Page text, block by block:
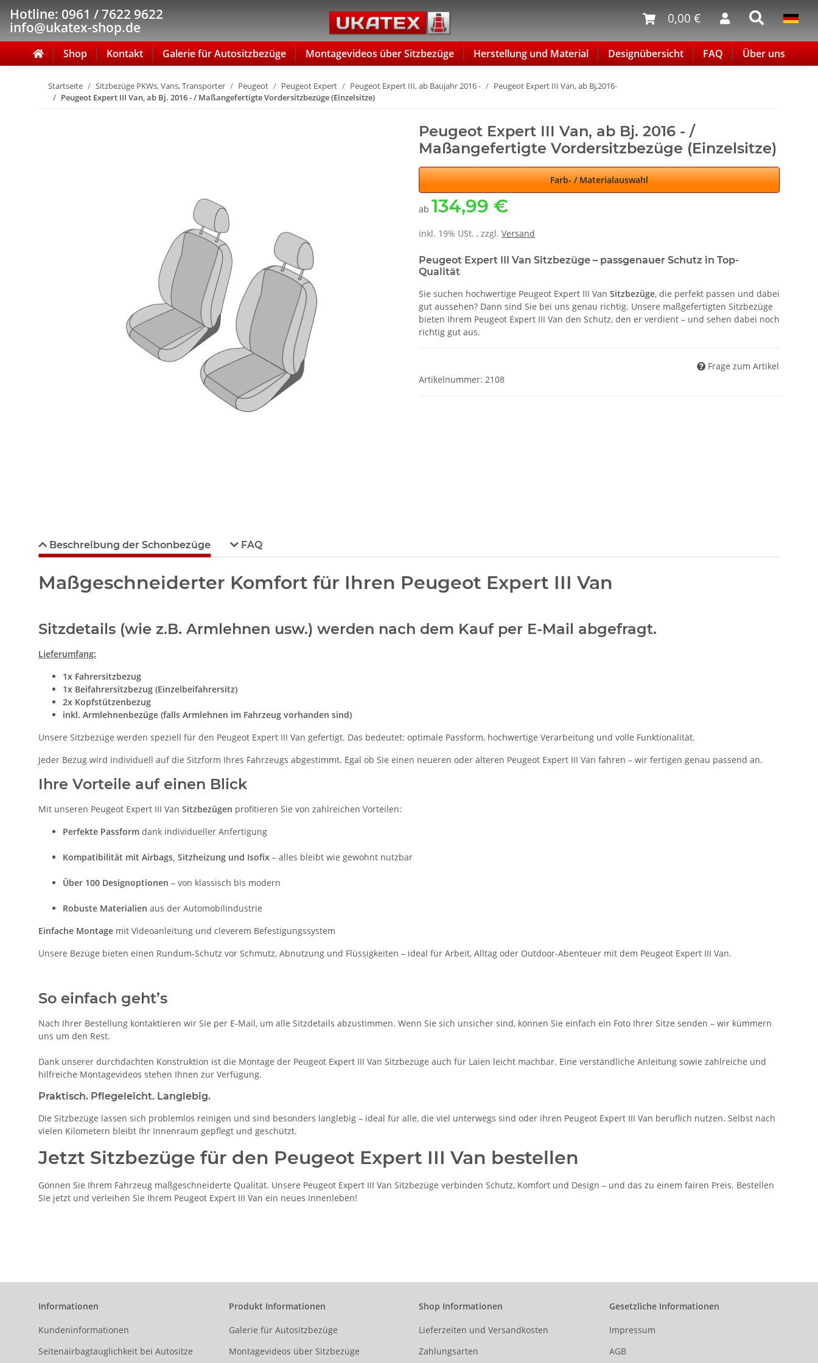
Hotline: 0961 / 7622 9622
info@ukatex-shop.de
0,00 €
Shop Kontakt Galerie für Autositzbezüge Montagevideos über Sitzbezüge Herstellung und Material Designübersicht FAQ Über uns
Startseite Sitzbezüge PKWs, Vans, Transporter Peugeot Peugeot Expert Peugeot Expert III, ab Baujahr 2016 -
Peugeot Expert III Van, ab Bj,2016-
Peugeot Expert III Van, ab Bj. 2016 - / Maßangefertigte Vordersitzbezüge (Einzelsitze)
Peugeot Expert III Van, ab Bj. 2016 - /
Maßangefertigte Vordersitzbezüge (Einzelsitze)
Farb- / Materialauswahl
ab 134,99 €
inkl. 19% USt. , zzgl. Versand
Peugeot Expert III Van Sitzbezüge – passgenauer Schutz in Top-
Qualität
Sie suchen hochwertige Peugeot Expert III Van Sitzbezüge, die perfekt passen und dabei
gut aussehen? Dann sind Sie bei uns genau richtig. Unsere maßgefertigten Sitzbezüge
bieten Ihrem Peugeot Expert III Van den Schutz, den er verdient – und sehen dabei noch
richtig gut aus.
Frage zum Artikel
Artikelnummer: 2108
Beschreibung der Schonbezüge FAQ
Maßgeschneiderter Komfort für Ihren Peugeot Expert III Van
Sitzdetails (wie z.B. Armlehnen usw.) werden nach dem Kauf per E-Mail abgefragt.
Lieferumfang:
1x Fahrersitzbezug
1x Beifahrersitzbezug (Einzelbeifahrersitz)
2x Kopfstützenbezug
inkl. Armlehnenbezüge (falls Armlehnen im Fahrzeug vorhanden sind)
Unsere Sitzbezüge werden speziell für den Peugeot Expert III Van gefertigt. Das bedeutet: optimale Passform, hochwertige Verarbeitung und volle Funktionalität.
Jeder Bezug wird individuell auf die Sitzform Ihres Fahrzeugs abgestimmt. Egal ob Sie einen neueren oder älteren Peugeot Expert III Van fahren – wir fertigen genau passend an.
Ihre Vorteile auf einen Blick
Mit unseren Peugeot Expert III Van Sitzbezügen profitieren Sie von zahlreichen Vorteilen:
Perfekte Passform dank individueller Anfertigung
Kompatibilität mit Airbags, Sitzheizung und Isofix – alles bleibt wie gewohnt nutzbar
Über 100 Designoptionen – von klassisch bis modern
Robuste Materialien aus der Automobilindustrie
Einfache Montage mit Videoanleitung und cleverem Befestigungssystem
Unsere Bezüge bieten einen Rundum-Schutz vor Schmutz, Abnutzung und Flüssigkeiten – ideal für Arbeit, Alltag oder Outdoor-Abenteuer mit dem Peugeot Expert III Van.
So einfach geht’s
Nach Ihrer Bestellung kontaktieren wir Sie per E-Mail, um alle Sitzdetails abzustimmen. Wenn Sie sich unsicher sind, können Sie einfach ein Foto Ihrer Sitze senden – wir kümmern
uns um den Rest.
Dank unserer durchdachten Konstruktion ist die Montage der Peugeot Expert III Van Sitzbezüge auch für Laien leicht machbar. Eine verständliche Anleitung sowie zahlreiche und
hilfreiche Montagevideos stehen Ihnen zur Verfügung.
Praktisch. Pflegeleicht. Langlebig.
Die Sitzbezüge lassen sich problemlos reinigen und sind besonders langlebig – ideal für alle, die viel unterwegs sind oder ihren Peugeot Expert III Van beruflich nutzen. Selbst nach
vielen Kilometern bleibt Ihr Innenraum gepflegt und geschützt.
Jetzt Sitzbezüge für den Peugeot Expert III Van bestellen
Gönnen Sie Ihrem Fahrzeug maßgeschneiderte Qualität. Unsere Peugeot Expert III Van Sitzbezüge verbinden Schutz, Komfort und Design – und das zu einem fairen Preis. Bestellen
Sie jetzt und verleihen Sie Ihrem Peugeot Expert III Van ein neues Innenleben!
Informationen
Kundeninformationen
Seitenairbagtauglichkeit bei Autositze
Produkt Informationen
Galerie für Autositzbezüge
Montagevideos über Sitzbezüge
Shop Informationen
Lieferzeiten und Versandkosten
Zahlungsarten
Gesetzliche Informationen
Impressum
AGB